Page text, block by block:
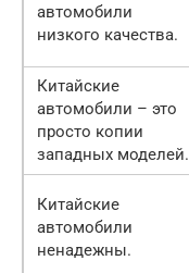
автомобили
низкого качества.
Китайские
автомобили – это
просто копии
западных моделей.
Китайские
автомобили
ненадежны.